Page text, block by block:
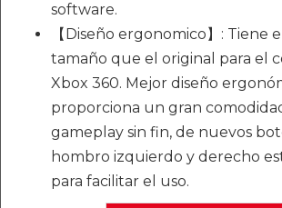
software.
【Diseño ergonomico】: Tiene
tamaño que el original para el
Xbox 360. Mejor diseño
proporciona un gran
gameplay sin fin, de nuevos
hombro izquierdo y derecho
para facilitar el uso.